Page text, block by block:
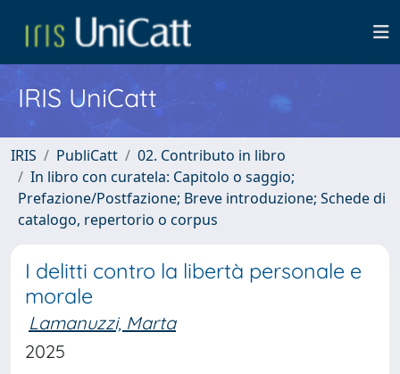
IRIS UniCatt
IRIS PubliCatt
02. Contributo in libro
In libro con curatela: Capitolo o saggio;
Prefazione/Postfazione; Breve introduzione; Schede di
catalogo, repertorio o corpus
I delitti contro la libertà personale e
morale
Lamanuzzi, Marta
2025